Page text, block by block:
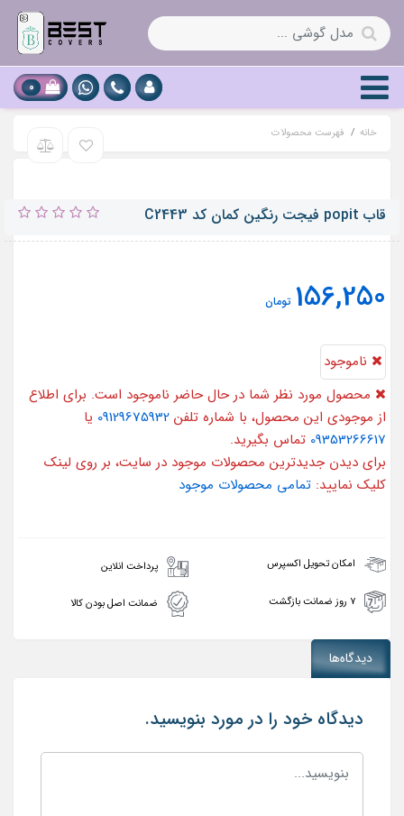
0
خانه فهرست محصولات
قاب popit فیجت رنگین کمان کد C2443
156,250 تومان
ناموجود
محصول مورد نظر شما در حال حاضر ناموجود است. برای اطلاع
از موجودی این محصول، با شماره تلفن 09129675932 یا
09353266617 تماس بگیرید.
برای دیدن جدیدترین محصولات موجود در سایت، بر روی لینک
کلیک نمایید: تمامی محصولات موجود
امکان تحویل اکسپرس پرداخت انلاین
۷ روز ضمانت بازگشت ضمانت اصل بودن کالا
دیدگاه‌ها
دیدگاه خود را در مورد بنویسید.